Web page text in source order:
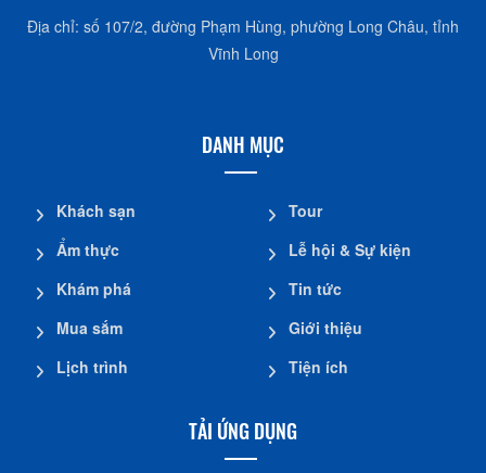
Địa chỉ: số 107/2, đường Phạm Hùng, phường Long Châu, tỉnh
Vĩnh Long
DANH MỤC
Khách sạn
Ẩm thực
Khám phá
Mua sắm
Lịch trình
Tour
Lễ hội & Sự kiện
Tin tức
Giới thiệu
Tiện ích
TẢI ỨNG DỤNG